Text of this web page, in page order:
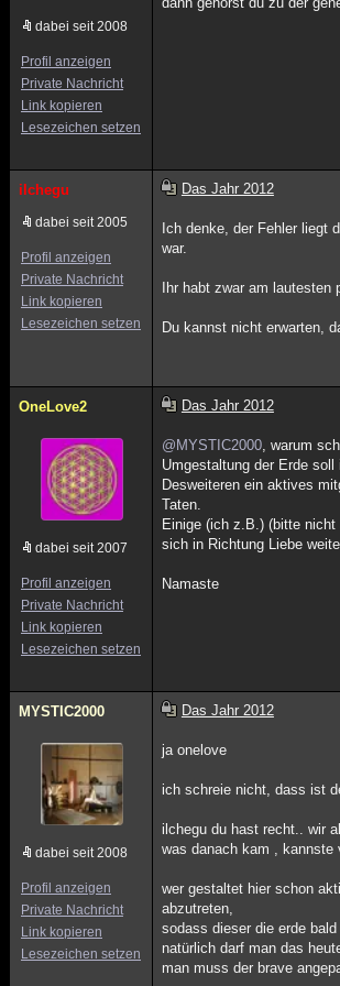
dabei seit 2008
Profil anzeigen
Private Nachricht
Link kopieren
Lesezeichen setzen
ilchegu
dabei seit 2005
Profil anzeigen
Private Nachricht
Link kopieren
Lesezeichen setzen
Das Jahr 2012
Ich denke, der Fehler liegt
war.
Ihr habt zwar am
Du kannst nicht erwarten,
OneLove2
dabei seit 2007
Profil anzeigen
Private Nachricht
Link kopieren
Lesezeichen setzen
Das Jahr 2012
@MYSTIC2000, warum
Umgestaltung der Erde
Desweiteren ein aktives
Taten.
Einige (ich z.B.) (bitte
sich in Richtung Liebe
Namaste
MYSTIC2000
dabei seit 2008
Profil anzeigen
Private Nachricht
Link kopieren
Lesezeichen setzen
Das Jahr 2012
ja onelove
ich schreie nicht, dass ist
ilchegu du hast recht.. wir
was danach kam , kannste
wer gestaltet hier schon
abzutreten,
sodass dieser die erde
natürlich darf man das
man muss der brave